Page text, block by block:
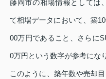
藤岡市の相場情報としては
て相場データにおいて、築
00万円であること、さらに
0万円という数字が参考にな
このように、築年数や売却